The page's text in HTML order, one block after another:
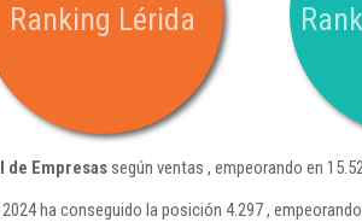
Ranking Lérida
de Empresassegún ventas , empeorando en
ha conseguido la posición 4.297 ,